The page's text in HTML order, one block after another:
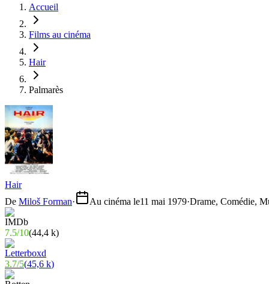
Accueil
Films au cinéma
Hair
Palmarès
Hair
De Miloš Forman· Au cinéma le11 mai 1979·Drame, Comédie,
7.5/10(44,4 k)
3.7/5(45,6 k)